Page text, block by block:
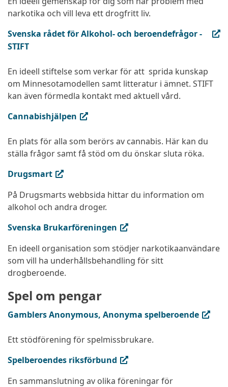
narkotika och vill leva ett drogfritt liv.
Svenska rådet för Alkohol- och beroendefrågor -
STIFT
(extern länk, öppnas i ny flik)
En ideell stiftelse som verkar för att sprida kunskap
om Minnesotamodellen samt litteratur i ämnet. STIFT
kan även förmedla kontakt med aktuell vård.
Cannabishjälpen
(extern länk, öppnas i ny flik)
En plats för alla som berörs av cannabis. Här kan du
ställa frågor samt få stöd om du önskar sluta röka.
Drugsmart
(extern länk, öppnas i ny flik)
På Drugsmarts webbsida hittar du information om
alkohol och andra droger.
Svenska Brukarföreningen
(extern länk, öppnas i ny flik)
En ideell organisation som stödjer narkotikaanvändare
som vill ha underhållsbehandling för sitt
drogberoende.
Spel om pengar
Gamblers Anonymous, Anonyma spelberoende
(extern länk, öppnas i ny flik)
Ett stödförening för spelmissbrukare.
Spelberoendes riksförbund
(extern länk, öppnas i ny flik)
En sammanslutning av olika föreningar för